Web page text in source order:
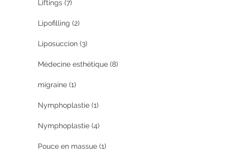
Liftings (7)
Lipofilling (2)
Liposuccion (3)
Médecine esthétique (8)
migraine (1)
Nymphoplastie (1)
Nymphoplastie (4)
Pouce en massue (1)